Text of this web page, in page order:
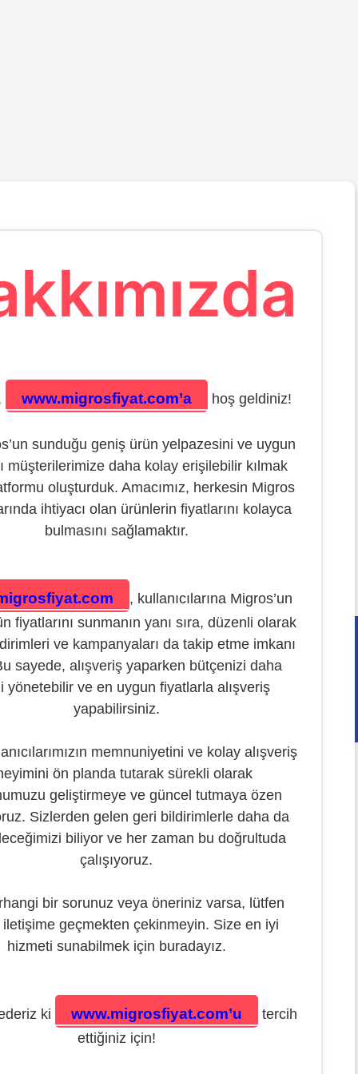
İçeriğe
www.migrosfiyat.com’a hoş geldiniz!
sunduğu geniş ürün yelpazesini ve uygun
müşterilerimize daha kolay erişilebilir kılmak
oluşturduk. Amacımız, herkesin Migros
ihtiyacı olan ürünlerin fiyatlarını kolayca
bulmasını sağlamaktır.
, kullanıcılarına Migros’un
fiyatlarını sunmanın yanı sıra, düzenli olarak
ve kampanyaları da takip etme imkanı
sayede, alışveriş yaparken bütçenizi daha
yönetebilir ve en uygun fiyatlarla alışveriş
yapabilirsiniz.
memnuniyetini ve kolay alışveriş
ön planda tutarak sürekli olarak
geliştirmeye ve güncel tutmaya özen
Sizlerden gelen geri bildirimlerle daha da
biliyor ve her zaman bu doğrultuda
çalışıyoruz.
bir sorunuz veya öneriniz varsa, lütfen
geçmekten çekinmeyin. Size en iyi
hizmeti sunabilmek için buradayız.
ki www.migrosfiyat.com’u
tercih
ettiğiniz için!